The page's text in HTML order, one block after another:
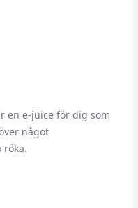
en e-juice för dig som
något
röka.